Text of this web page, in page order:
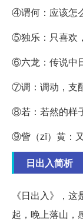
④谓何：应该怎
⑤独乐：只喜欢
⑥六龙：传说中
⑦调：调动，支
⑧若：若然的样
⑨訾（zī）黄：又
日出入简析
《日出入》，
起，晚上落山，